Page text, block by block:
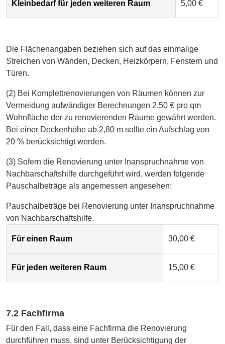
Kleinbedarf für jeden weiteren Raum 5,00 €
Die Flächenangaben beziehen sich auf das einmalige
Streichen von Wänden, Decken, Heizkörpern, Fenstern und
Türen.
(2) Bei Komplettrenovierungen von Räumen können zur
Vermeidung aufwändiger Berechnungen 2,50 € pro qm
Wohnfläche der zu renovierenden Räume gewährt werden.
Bei einer Deckenhöhe ab 2,80 m sollte ein Aufschlag von
20 % berücksichtigt werden.
(3) Sofern die Renovierung unter Inanspruchnahme von
Nachbarschaftshilfe durchgeführt wird, werden folgende
Pauschalbeträge als angemessen angesehen:
Pauschalbeträge bei Renovierung unter Inanspruchnahme
von Nachbarschaftshilfe.
Für einen Raum 30,00 €
Für jeden weiteren Raum 15,00 €
7.2 Fachfirma
Für den Fall, dass eine Fachfirma die Renovierung
durchführen muss, sind unter Berücksichtigung der